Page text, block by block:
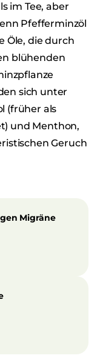
im Tee, aber
Pfefferminzöl
Öle, die durch
blühenden
sich unter
(früher als
und Menthon,
Geruch
Migräne